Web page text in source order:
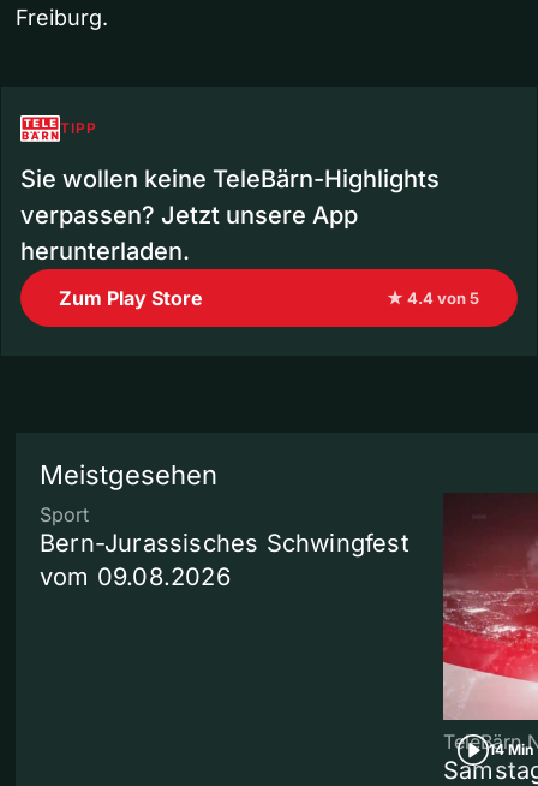
Freiburg.
TIPP
Sie wollen keine TeleBärn-Highlights
verpassen? Jetzt unsere App
herunterladen.
Zum Play Store ★ 4.4 von 5
Meistgesehen
Sport
Bern-Jurassisches Schwingfest
vom 09.08.2026
14 Min
TeleBärn